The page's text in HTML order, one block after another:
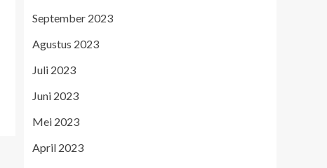
September 2023
Agustus 2023
Juli 2023
Juni 2023
Mei 2023
April 2023